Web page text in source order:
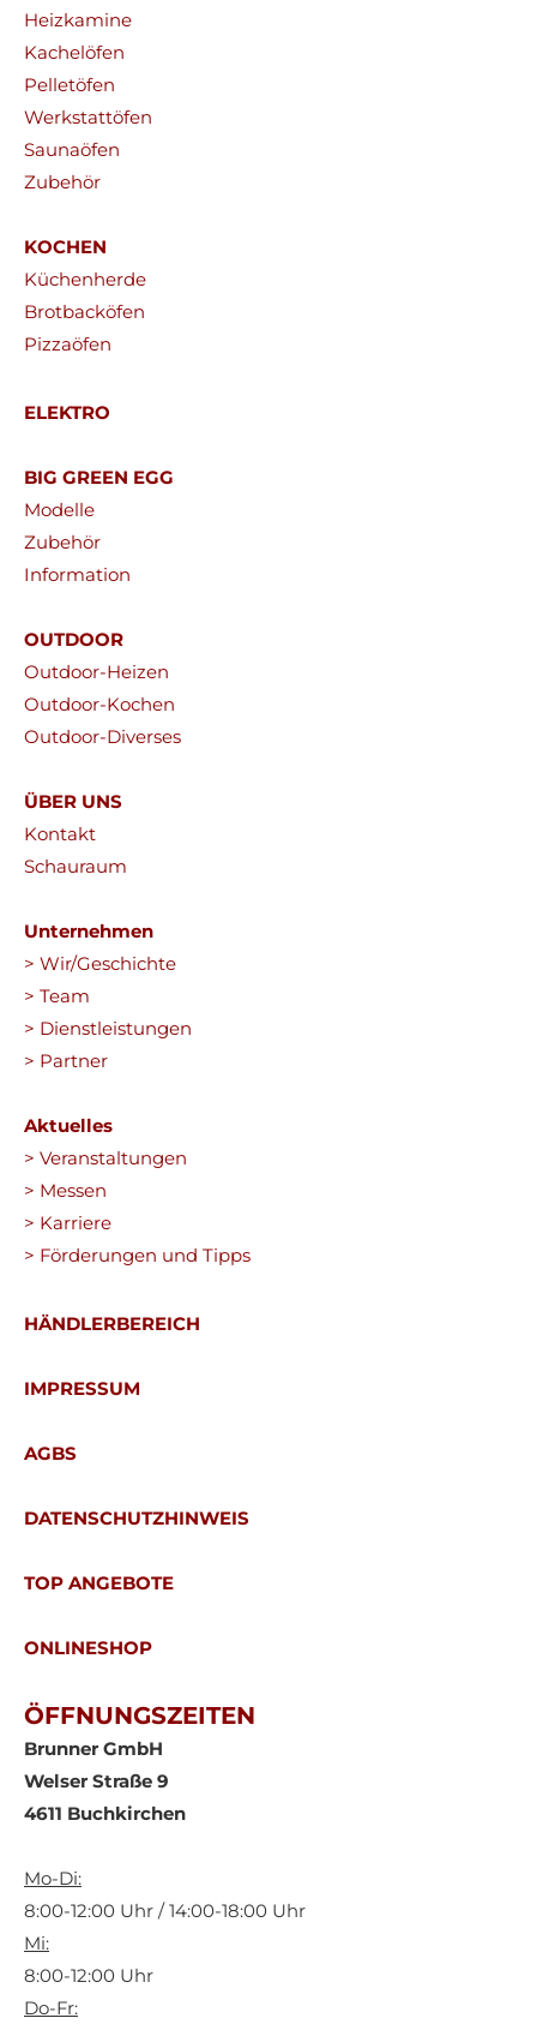
Heizkamine
Kachelöfen
Pelletöfen
Werkstattöfen
Saunaöfen
Zubehör
KOCHEN
Küchenherde
Brotbacköfen
Pizzaöfen
ELEKTRO
BIG GREEN EGG
Modelle
Zubehör
Information
OUTDOOR
Outdoor-Heizen
Outdoor-Kochen
Outdoor-Diverses
ÜBER UNS
Kontakt
Schauraum
Unternehmen
> Wir/Geschichte
> Team
> Dienstleistungen
> Partner
Aktuelles
> Veranstaltungen
> Messen
> Karriere
> Förderungen und Tipps
HÄNDLERBEREICH
IMPRESSUM
AGBS
DATENSCHUTZHINWEIS
TOP ANGEBOTE
ONLINESHOP
ÖFFNUNGSZEITEN
Brunner GmbH
Welser Straße 9
4611 Buchkirchen
Mo-Di:
8:00-12:00 Uhr / 14:00-18:00 Uhr
Mi:
8:00-12:00 Uhr
Do-Fr: